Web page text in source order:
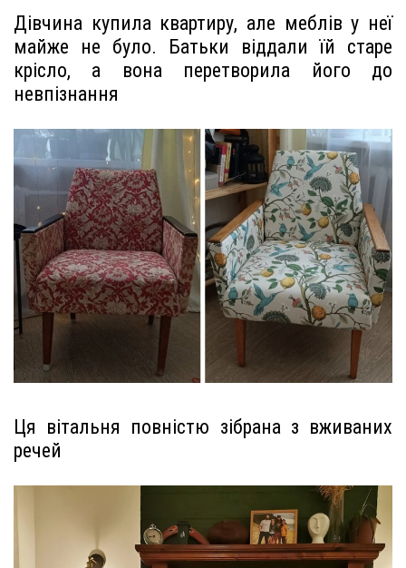
Дівчина купила квартиру, але меблів у неї
майже не було. Батьки віддали їй старе
крісло, а вона перетворила його до
невпізнання
Ця вітальня повністю зібрана з вживаних
речей